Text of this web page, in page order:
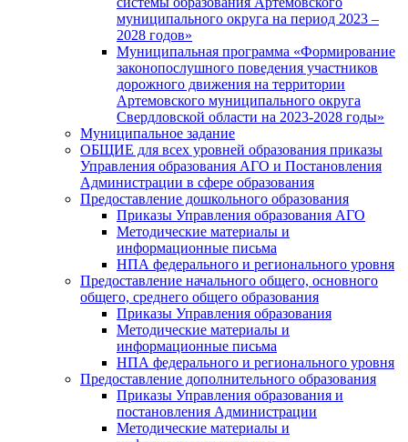
муниципального округа на период 2023 –
2028 годов»
Муниципальная программа «Формирование
законопослушного поведения участников
дорожного движения на территории
Артемовского муниципального округа
Свердловской области на 2023-2028 годы»
Муниципальное задание
ОБЩИЕ для всех уровней образования приказы
Управления образования АГО и Постановления
Администрации в сфере образования
Предоставление дошкольного образования
Приказы Управления образования АГО
Методические материалы и
информационные письма
НПА федерального и регионального уровня
Предоставление начального общего, основного
общего, среднего общего образования
Приказы Управления образования
Методические материалы и
информационные письма
НПА федерального и регионального уровня
Предоставление дополнительного образования
Приказы Управления образования и
постановления Администрации
Методические материалы и